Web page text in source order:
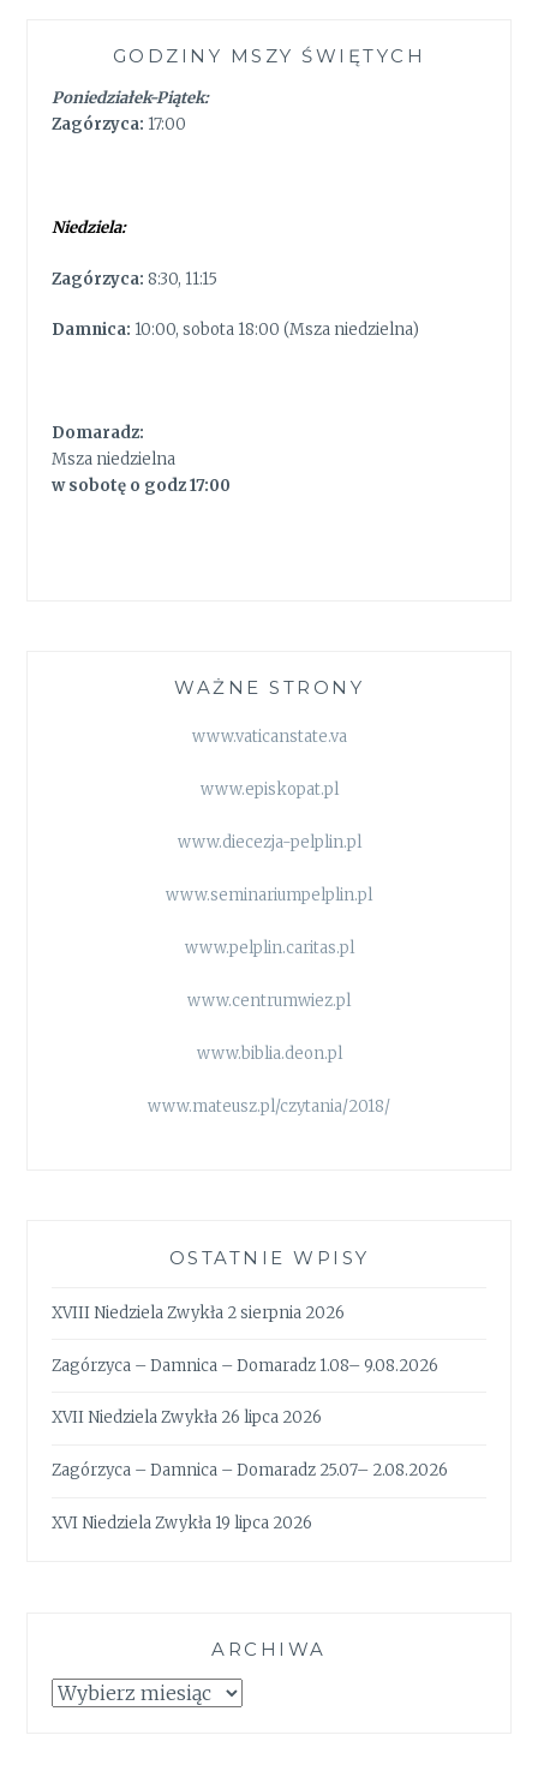
GODZINY MSZY ŚWIĘTYCH
Poniedziałek-Piątek:
Zagórzyca: 17:00
Niedziela:
Zagórzyca: 8:30, 11:15
Damnica: 10:00, sobota 18:00 (Msza niedzielna)
Domaradz:
Msza niedzielna
w sobotę o godz 17:00
WAŻNE STRONY
www.vaticanstate.va
www.episkopat.pl
www.diecezja-pelplin.pl
www.seminariumpelplin.pl
www.pelplin.caritas.pl
www.centrumwiez.pl
www.biblia.deon.pl
www.mateusz.pl/czytania/2018/
OSTATNIE WPISY
XVIII Niedziela Zwykła 2 sierpnia 2026
Zagórzyca – Damnica – Domaradz 1.08– 9.08.2026
XVII Niedziela Zwykła 26 lipca 2026
Zagórzyca – Damnica – Domaradz 25.07– 2.08.2026
XVI Niedziela Zwykła 19 lipca 2026
ARCHIWA
Archiwa